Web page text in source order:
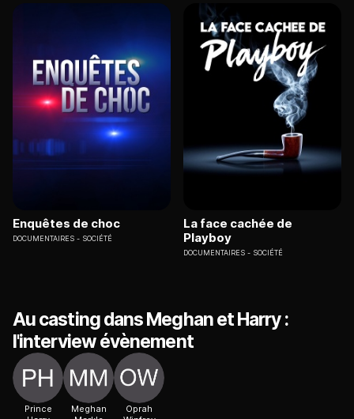
Enquêtes de choc
DOCUMENTAIRES SOCIÉTÉ
La face cachée de
Playboy
DOCUMENTAIRES SOCIÉTÉ
Au casting dans Meghan et Harry :
l'interview évènement
Prince
Meghan
Oprah